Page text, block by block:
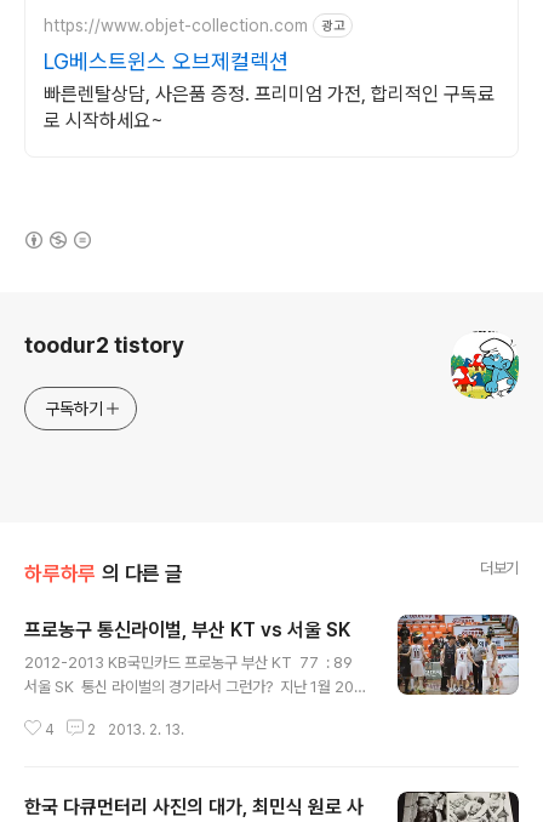
https://www.objet-collection.com 광고
LG베스트윈스 오브제컬렉션
빠른렌탈상담, 사은품 증정. 프리미엄 가전, 합리적인 구독료
로 시작하세요~
toodur2 tistory
구독하기
하루하루 의 다른 글 더보기
프로농구 통신라이벌, 부산 KT vs 서울 SK
2012-2013 KB국민카드 프로농구 부산 KT 77 : 89
서울 SK 통신 라이벌의 경기라서 그런가? 지난 1월 20일
내 무기력함으로 88-63, 25점차로 대패의 기억때문인
벌이지...ㅋㅋㅋㅋ 요즘 몇몇 경기보니 부산 KT도 6강을
4 2 2013. 2. 13.
한국 다큐먼터리 사진의 대가, 최민식 원로 사